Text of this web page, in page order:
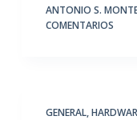
ANTONIO S.
COMENTARIOS
GENERAL,